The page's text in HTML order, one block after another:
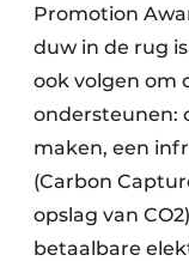
Promotion
duw in de rug
ook volgen om
ondersteunen:
maken, een
(Carbon
opslag van
betaalbare